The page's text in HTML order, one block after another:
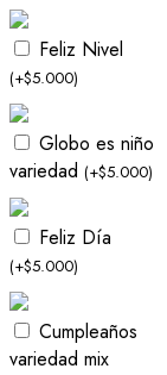
Feliz Nivel
(+$5.000)
Globo es niño
variedad (+$5.000)
Feliz Día
(+$5.000)
Cumpleaños
variedad mix